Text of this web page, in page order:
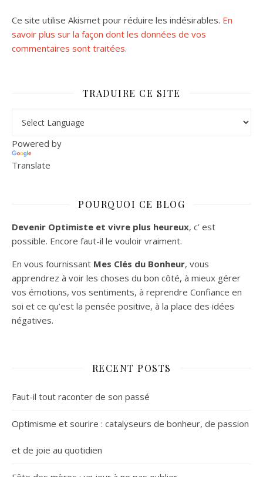
Ce site utilise Akismet pour réduire les indésirables. En
savoir plus sur la façon dont les données de vos
commentaires sont traitées.
TRADUIRE CE SITE
Powered by
Translate
POURQUOI CE BLOG
Devenir Optimiste et vivre plus heureux, c’ est
possible. Encore faut-il le vouloir vraiment.
En vous fournissant Mes Clés du Bonheur, vous
apprendrez à voir les choses du bon côté, à mieux gérer
vos émotions, vos sentiments, à reprendre Confiance en
soi et ce qu’est la pensée positive, à la place des idées
négatives.
RECENT POSTS
Faut-il tout raconter de son passé
Optimisme et sourire : catalyseurs de bonheur, de passion
et de joie au quotidien